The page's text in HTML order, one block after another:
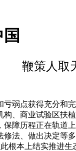
鞭策人取
点获得充分和完
、商业试验区扶
障历程正在轨
法、做出决定
根本上结实推进